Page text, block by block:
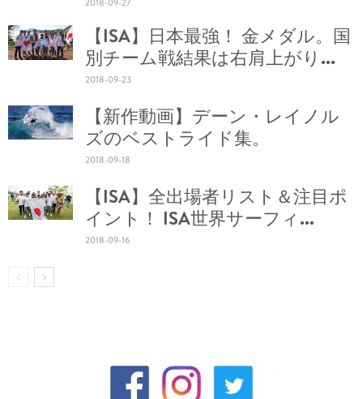
2018-09-27
【ISA】日本最強！ 金メダル。国
別チーム戦結果は右肩上がり...
2018-09-23
【新作動画】デーン・レイノル
ズのベストライド集。
2018-09-18
【ISA】全出場者リスト＆注目ポ
イント！ ISA世界サーフィ...
2018-09-16